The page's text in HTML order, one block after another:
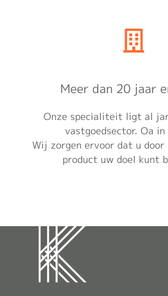
Meer dan 20 jaar
Onze specialiteit ligt al
vastgoedsector. Oa in
Wij zorgen ervoor dat u door
product uw doel kunt